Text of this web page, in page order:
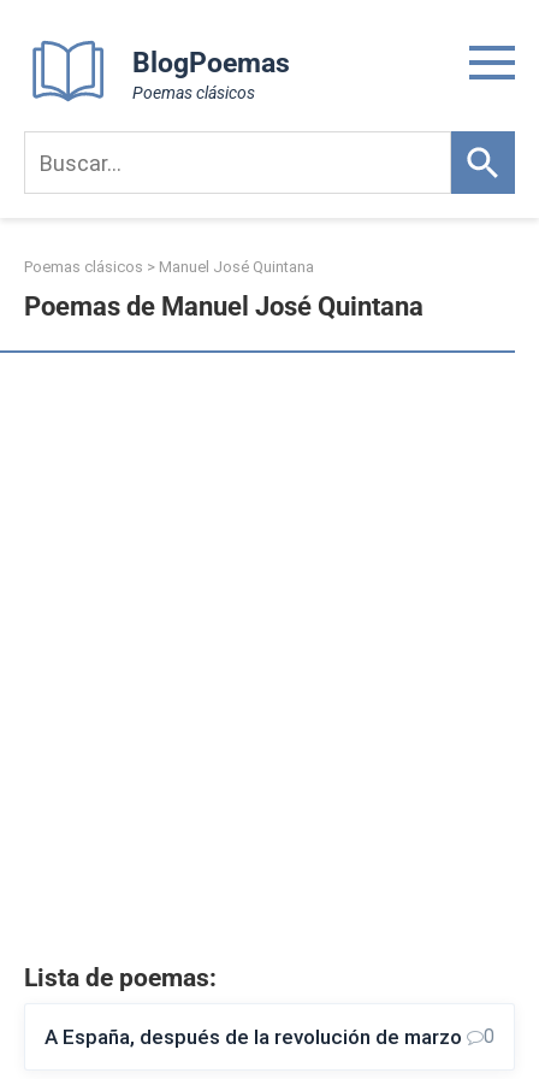
content
BlogPoemas
Poemas clásicos
Poemas clásicos > Manuel José Quintana
Poemas de Manuel José Quintana
Lista de poemas:
A España, después de la revolución de marzo 0